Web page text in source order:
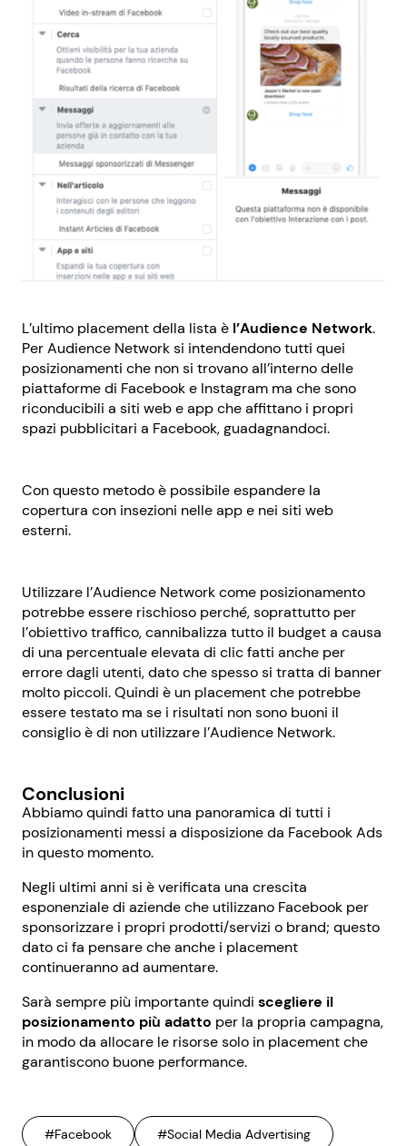
L’ultimo placement della lista è l’Audience Network.
Per Audience Network si intendendono tutti quei
posizionamenti che non si trovano all’interno delle
piattaforme di Facebook e Instagram ma che sono
riconducibili a siti web e app che affittano i propri
spazi pubblicitari a Facebook, guadagnandoci.
Con questo metodo è possibile espandere la
copertura con insezioni nelle app e nei siti web
esterni.
Utilizzare l’Audience Network come posizionamento
potrebbe essere rischioso perché, soprattutto per
l’obiettivo traffico, cannibalizza tutto il budget a causa
di una percentuale elevata di clic fatti anche per
errore dagli utenti, dato che spesso si tratta di banner
molto piccoli. Quindi è un placement che potrebbe
essere testato ma se i risultati non sono buoni il
consiglio è di non utilizzare l’Audience Network.
Conclusioni
Abbiamo quindi fatto una panoramica di tutti i
posizionamenti messi a disposizione da Facebook Ads
in questo momento.
Negli ultimi anni si è verificata una crescita
esponenziale di aziende che utilizzano Facebook per
sponsorizzare i propri prodotti/servizi o brand; questo
dato ci fa pensare che anche i placement
continueranno ad aumentare.
Sarà sempre più importante quindi scegliere il
posizionamento più adatto per la propria campagna,
in modo da allocare le risorse solo in placement che
garantiscono buone performance.
#Facebook #Social Media Advertising